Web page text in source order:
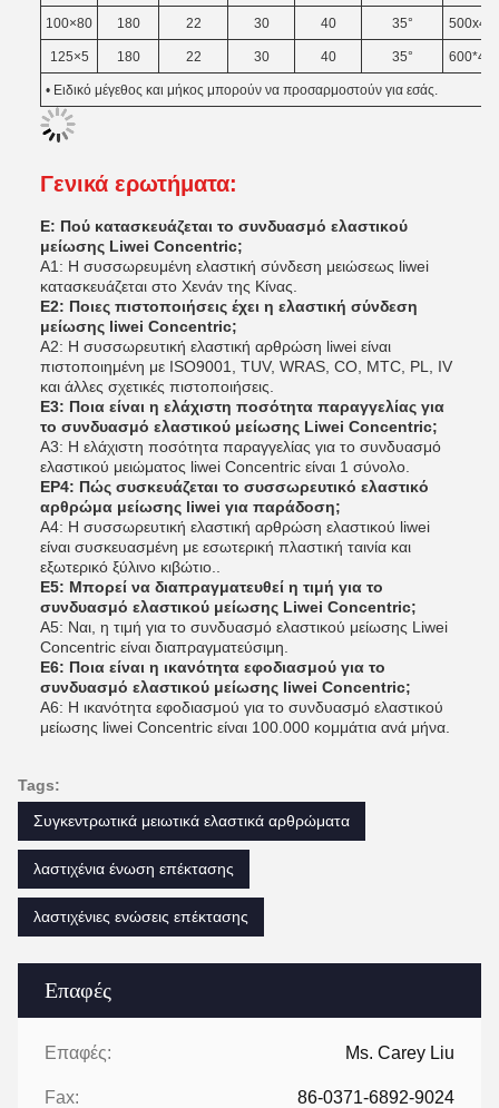
Επαφές
Επαφές: Ms. Carey Liu
Fax: 86-0371-6892-9024
100×80 180 22 30 40 35°
125×5 180 22 30 40 35°
• Ειδικό μέγεθος και μήκος μπορούν να προσαρμοστούν για εσάς.
Γενικά ερωτήματα:
Ε: Πού κατασκευάζεται το συνδυασμό ελαστικού
μείωσης Liwei Concentric;
Α1: Η συσσωρευμένη ελαστική σύνδεση μειώσεως liwei
κατασκευάζεται στο Χενάν της Κίνας.
Ε2: Ποιες πιστοποιήσεις έχει η ελαστική σύνδεση
μείωσης liwei Concentric;
Α2: Η συσσωρευτική ελαστική αρθρώση liwei είναι
πιστοποιημένη με ISO9001, TUV, WRAS, CO, MTC, PL, IV
και άλλες σχετικές πιστοποιήσεις.
Ε3: Ποια είναι η ελάχιστη ποσότητα παραγγελίας για
το συνδυασμό ελαστικού μείωσης Liwei Concentric;
Α3: Η ελάχιστη ποσότητα παραγγελίας για το συνδυασμό
ελαστικού μειώματος liwei Concentric είναι 1 σύνολο.
ΕΡ4: Πώς συσκευάζεται το συσσωρευτικό ελαστικό
αρθρώμα μείωσης liwei για παράδοση;
Α4: Η συσσωρευτική ελαστική αρθρώση ελαστικού liwei
είναι συσκευασμένη με εσωτερική πλαστική ταινία και
εξωτερικό ξύλινο κιβώτιο..
Ε5: Μπορεί να διαπραγματευθεί η τιμή για το
συνδυασμό ελαστικού μείωσης Liwei Concentric;
Α5: Ναι, η τιμή για το συνδυασμό ελαστικού μείωσης Liwei
Concentric είναι διαπραγματεύσιμη.
Ε6: Ποια είναι η ικανότητα εφοδιασμού για το
συνδυασμό ελαστικού μείωσης liwei Concentric;
Α6: Η ικανότητα εφοδιασμού για το συνδυασμό ελαστικού
μείωσης liwei Concentric είναι 100.000 κομμάτια ανά μήνα.
Tags:
Συγκεντρωτικά μειωτικά ελαστικά αρθρώματα
λαστιχένια ένωση επέκτασης
λαστιχένιες ενώσεις επέκτασης